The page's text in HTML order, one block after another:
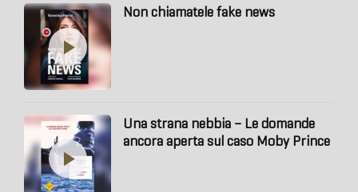
Non chiamatele fake news
Una strana nebbia – Le domande
ancora aperta sul caso Moby Prince